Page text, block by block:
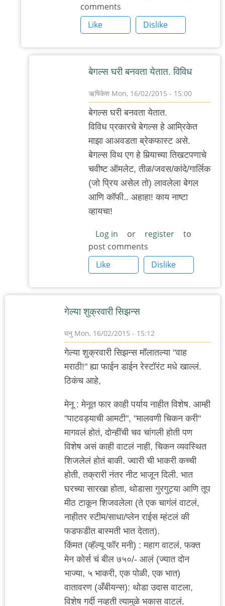
comments
Like
Dislike
बेगल्स घरी बनवता येतात. विविध
ऋषिकेश Mon, 16/02/2015 - 15:00
In
reply
केलाय
ट्राय.
बागेत
गवि
बेगल्स घरी बनवता येतात.
विविध प्रकारचे बेगल्स हे आम्रिकेत
माझा आअवडता ब्रेकफास्ट असे.
बेगल्स विथ एग हे मिर्‍याच्या तिखटपणाचे
चवीष्ट ऑमलेट, तीळ/जवस/कांदे/गार्लिक
(जो प्रिय असेल तो) लावलेला बेगल
आणि कॉफी.. अहाहा! काय नाष्टा
व्हायचा!
Log in or register
to
post comments
Like
Dislike
गेल्या शुक्रवारी सिझन्स
घनु Mon, 16/02/2015 - 15:12
गेल्या शुक्रवारी सिझन्स मॉलातल्या "वाह
मराठी!" ह्या फाईन डाईन रेस्टॉरंट मधे खाल्लं.
ठिकंच आहे,
मेनू : मेनूत फार काही पर्याय नाहीत विशेष. आम्ही
"पाटवड्याची आमटी", "मालवणी चिकन करी"
मागवलं होतं, दोन्हींची चव चांगली होती पण
विशेष असं काही वाटलं नाही, चिकन व्यवस्थित
शिजलेलं होतं बाकी. ज्वारी ची भाकरी कच्ची
होती, तक्रारी नंतर नीट भाजून दिली. भात
घरच्या सारखा होता, थोडासा गुरगुट्या आणि तूप
मीठ टाकून शिजवलेला (ते एक चागंलं वाटलं,
नाहीतर स्टीम/साधा/प्लेन राईस म्हंटलं की
फडफडीत बास्मती भात देतात).
किंमत (व्हॅल्यू फॉर मनी) : महाग वाटलं, फक्त
मेन कोर्स चं बील ७५०/- आलं (ज्यात दोन
भाज्या, ५ भाकरी, एक पोळी, एक भात)
वातावरण (अँबीयन्स): थोडा उदास वाटला,
विशेष गर्दी नव्हती त्यामुळे भकास वाटलं.